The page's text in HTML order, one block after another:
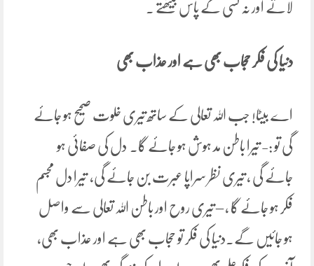
لاتے اور نہ کسی کے پاس بیٹھتے ۔
دنیا کی فکر حجاب بھی ہے اور عذاب بھی
اے بیٹا! جب اللہ تعالی کے ساتھ تیری خلوت صحیح ہو جائے
گی تو :- تیرا باطن مد ہوش ہو جائے گا۔ دل کی صفائی ہو
جائے گی ، تیری نظر سراپا عبرت بن جائے گی، تیرا دل مجسم
فکر ہو جائے گا ، – تیری روح اور باطن اللہ تعالی سے واصل
ہو جائیں گے۔دنیا کی فکر تو حجاب بھی ہے اور عذاب بھی،